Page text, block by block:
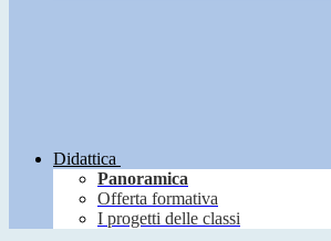
Didattica
Panoramica
Offerta formativa
I progetti delle classi